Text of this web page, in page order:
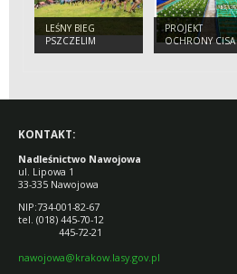
LEŚNY BIEG
PSZCZELIM
SZLAKIEM
PROJEKT
OCHRONY CISA
KONTAKT:
Nadleśnictwo Nawojowa
ul. Lipowa 1
33-335 Nawojowa
NIP:734-001-82-67
tel. (018) 445-70-12
445-72-21
nawojowa@krakow.lasy.gov.pl